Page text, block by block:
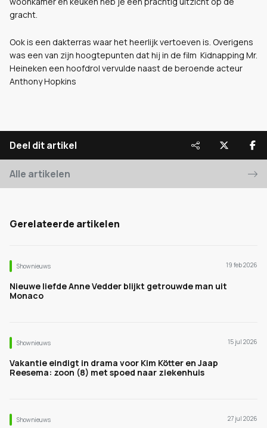
gracht.
Ook is een dakterras waar het heerlijk vertoeven is. Overigens
was een van zijn hoogtepunten dat hij in de film Kidnapping Mr.
Heineken een hoofdrol vervulde naast de beroende acteur
Anthony Hopkins
Deel dit artikel
Alle artikelen
Gerelateerde artikelen
Shownieuws 19 feb 2026
Nieuwe liefde Anne Vedder blijkt getrouwde man uit
Monaco
Shownieuws 15 jul 2026
Vakantie eindigt in drama voor Kim Kötter en Jaap
Reesema: zoon (8) met spoed naar ziekenhuis
Shownieuws 27 jul 2026